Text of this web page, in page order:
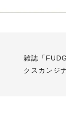
雑誌「
クスカンジ